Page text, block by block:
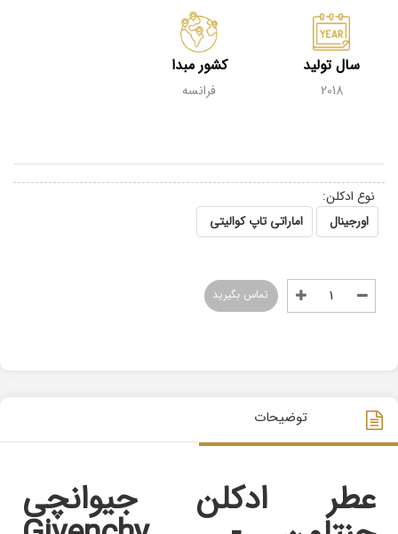
سال تولید
2018
کشور مبدا
فرانسه
نوع ادکلن:
اورجینال اماراتی تاپ کوالیتی
تماس بگیرید
توضیحات
عطر ادکلن جیوانچی